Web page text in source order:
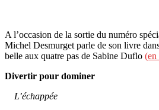
A l’occasion de la sortie du numéro
Michel Desmurget parle de son livre
belle aux quatre pas de Sabine Duflo (en
Divertir pour dominer
L’échappée